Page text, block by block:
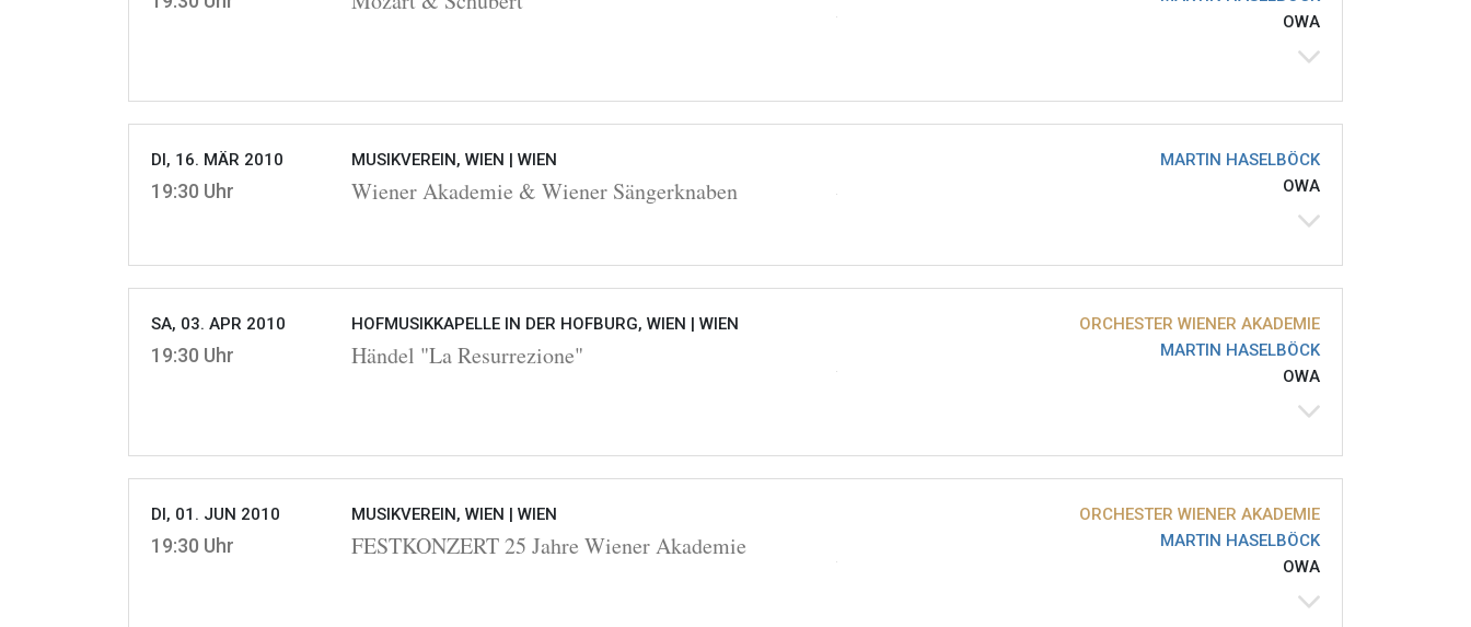
OWA
DI, 16. MÄR 2010
19:30 Uhr
MUSIKVEREIN, WIEN | WIEN
Wiener Akademie & Wiener Sängerknaben
MARTIN HASELBÖCK
OWA
SA, 03. APR 2010
19:30 Uhr
HOFMUSIKKAPELLE IN DER HOFBURG, WIEN | WIEN
Händel "La Resurrezione"
ORCHESTER WIENER AKADEMIE
MARTIN HASELBÖCK
OWA
DI, 01. JUN 2010
19:30 Uhr
MUSIKVEREIN, WIEN | WIEN
FESTKONZERT 25 Jahre Wiener Akademie
ORCHESTER WIENER AKADEMIE
MARTIN HASELBÖCK
OWA